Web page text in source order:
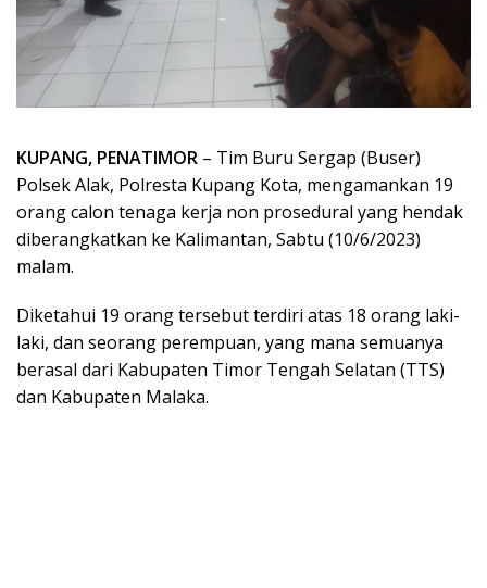
KUPANG, PENATIMOR – Tim Buru Sergap (Buser)
Polsek Alak, Polresta Kupang Kota, mengamankan 19
orang calon tenaga kerja non prosedural yang hendak
diberangkatkan ke Kalimantan, Sabtu (10/6/2023)
malam.
Diketahui 19 orang tersebut terdiri atas 18 orang laki-
laki, dan seorang perempuan, yang mana semuanya
berasal dari Kabupaten Timor Tengah Selatan (TTS)
dan Kabupaten Malaka.